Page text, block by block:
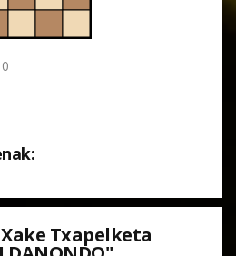
Txapelketa